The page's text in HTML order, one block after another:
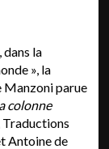
la
», la
Manzoni parue
colonne
Traductions
Antoine de